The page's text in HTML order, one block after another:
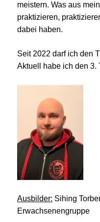
meistern. Was aus
praktizieren,
dabei haben.
Seit 2022 darf ich den
Aktuell habe ich den 3.
Ausbilder: Sihing
Erwachsenengruppe